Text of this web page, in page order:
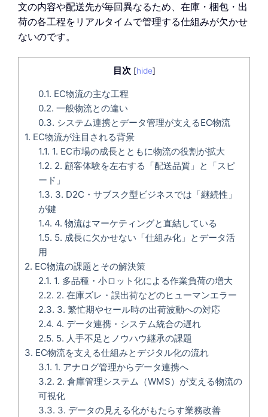
文の内容や配送先が毎回異なるため、在庫・梱包・出
荷の各工程をリアルタイムで管理する仕組みが欠かせ
ないのです。
目次 [hide]
0.1. EC物流の主な工程
0.2. 一般物流との違い
0.3. システム連携とデータ管理が支えるEC物流
1. EC物流が注目される背景
1.1. 1. EC市場の成長とともに物流の役割が拡大
1.2. 2. 顧客体験を左右する「配送品質」と「スピ
ード」
1.3. 3. D2C・サブスク型ビジネスでは「継続性」
が鍵
1.4. 4. 物流はマーケティングと直結している
1.5. 5. 成長に欠かせない「仕組み化」とデータ活
用
2. EC物流の課題とその解決策
2.1. 1. 多品種・小ロット化による作業負荷の増大
2.2. 2. 在庫ズレ・誤出荷などのヒューマンエラー
2.3. 3. 繁忙期やセール時の出荷波動への対応
2.4. 4. データ連携・システム統合の遅れ
2.5. 5. 人手不足とノウハウ継承の課題
3. EC物流を支える仕組みとデジタル化の流れ
3.1. 1. アナログ管理からデータ連携へ
3.2. 2. 倉庫管理システム（WMS）が支える物流の
可視化
3.3. 3. データの見える化がもたらす業務改善